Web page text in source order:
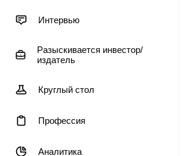
Интервью
Разыскивается инвестор/
издатель
Круглый стол
Профессия
Аналитика